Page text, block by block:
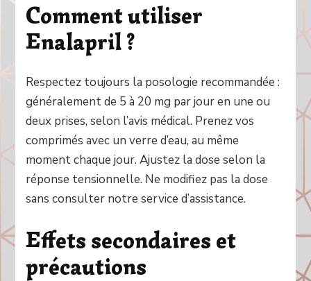
Comment utiliser
Enalapril ?
Respectez toujours la posologie recommandée :
généralement de 5 à 20 mg par jour en une ou
deux prises, selon l’avis médical. Prenez vos
comprimés avec un verre d’eau, au même
moment chaque jour. Ajustez la dose selon la
réponse tensionnelle. Ne modifiez pas la dose
sans consulter notre service d’assistance.
Effets secondaires et
précautions